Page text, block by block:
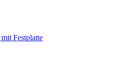
Festplatte